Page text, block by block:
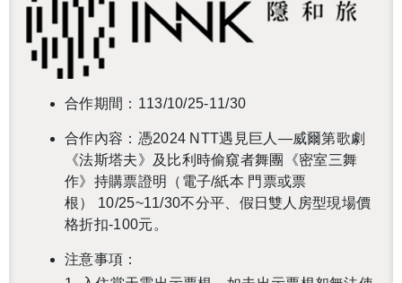
合作期間：113/10/25-11/30
合作內容：憑2024 NTT遇見巨人—威爾第歌劇
《法斯塔夫》及比利時偷窺者舞團《密室三舞
作》持購票證明（電子/紙本 門票或票
根） 10/25~11/30不分平、假日雙人房型現場價
格折扣-100元。
注意事項：